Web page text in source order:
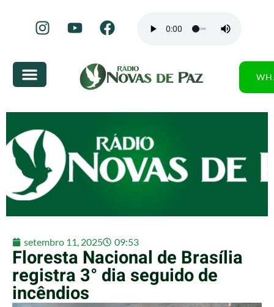
setembro 11, 2025 09:53
Floresta Nacional de Brasília
registra 3° dia seguido de
incêndios